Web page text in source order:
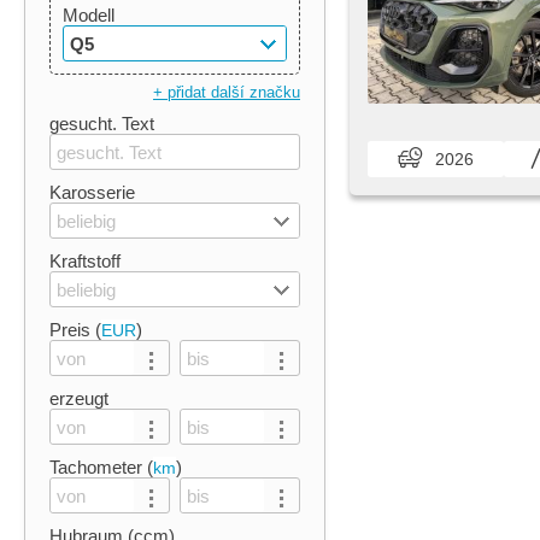
Modell
Q5
+ přidat další značku
gesucht. Text
Karosserie
beliebig
Kraftstoff
beliebig
Preis (EUR)
erzeugt
Tachometer (km)
Hubraum (ccm)
2026